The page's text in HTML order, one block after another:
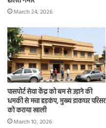
March 24, 2026
पासपोर्ट सेवा केंद्र को बम से उड़ाने की
धमकी से मचा हड़कंप, मुख्य डाकघर परिसर
को कराया खाली
March 10, 2026